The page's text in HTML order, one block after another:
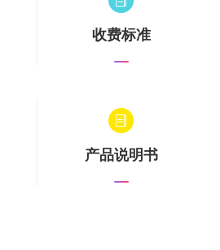
收费标准
产品说明书